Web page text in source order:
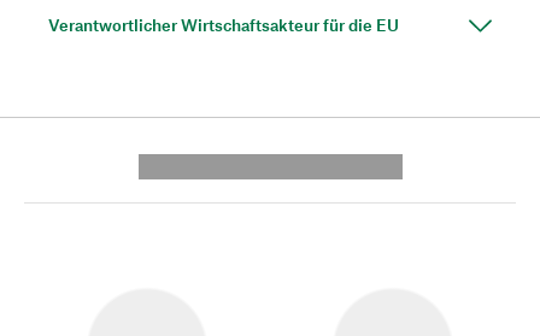
Verantwortlicher Wirtschaftsakteur für die EU